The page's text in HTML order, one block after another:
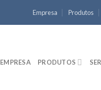
Empresa Produtos
EMPRESA PRODUTOS